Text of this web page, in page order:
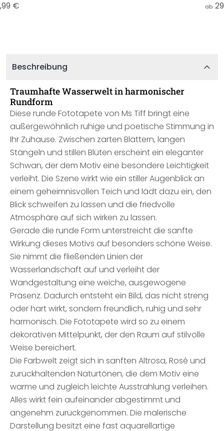
€
ab
Beschreibung
Traumhafte Wasserwelt in harmonischer
Rundform
Diese runde Fototapete von Ms Tiff bringt eine
außergewöhnlich ruhige und poetische Stimmung in
Ihr Zuhause. Zwischen zarten Blättern, langen
Stängeln und stillen Blüten erscheint ein eleganter
Schwan, der dem Motiv eine besondere Leichtigkeit
verleiht. Die Szene wirkt wie ein stiller Augenblick an
einem geheimnisvollen Teich und lädt dazu ein, den
Blick schweifen zu lassen und die friedvolle
Atmosphäre auf sich wirken zu lassen.
Gerade die runde Form unterstreicht die sanfte
Wirkung dieses Motivs auf besonders schöne Weise.
Sie nimmt die fließenden Linien der
Wasserlandschaft auf und verleiht der
Wandgestaltung eine weiche, ausgewogene
Präsenz. Dadurch entsteht ein Bild, das nicht streng
oder hart wirkt, sondern freundlich, ruhig und sehr
harmonisch. Die Fototapete wird so zu einem
dekorativen Mittelpunkt, der den Raum auf stilvolle
Weise bereichert.
Die Farbwelt zeigt sich in sanften Altrosa, Rosé und
zurückhaltenden Naturtönen, die dem Motiv eine
warme und zugleich leichte Ausstrahlung verleihen.
Alles wirkt fein aufeinander abgestimmt und
angenehm zurückgenommen. Die malerische
Darstellung besitzt eine fast aquarellartige